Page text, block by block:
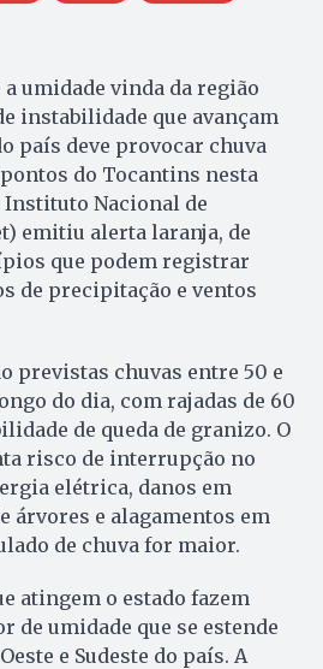
umidade vinda da região
instabilidade que avançam
país deve provocar chuva
do Tocantins nesta
Instituto Nacional de
emitiu alerta laranja, de
que podem registrar
de precipitação e ventos
previstas chuvas entre 50 e
do dia, com rajadas de 60
de queda de granizo. O
risco de interrupção no
elétrica, danos em
árvores e alagamentos em
de chuva for maior.
atingem o estado fazem
de umidade que se estende
e Sudeste do país. A